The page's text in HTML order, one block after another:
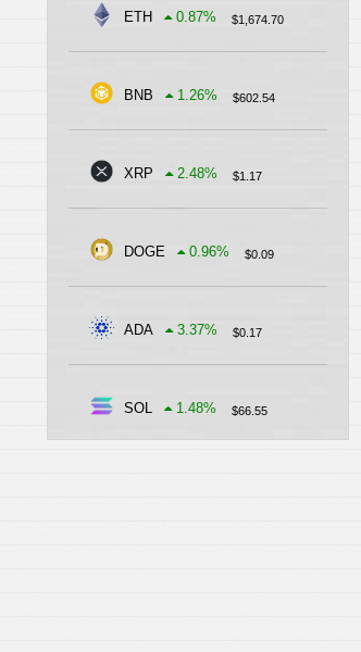
$1,674.70
ETH 0.87%
$602.54
BNB 1.26%
$1.17
XRP 2.48%
$0.09
DOGE 0.96%
$0.17
ADA 3.37%
$66.55
SOL 1.48%